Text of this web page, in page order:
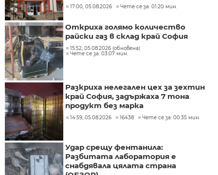
17:00, 05.08.2026 Чете се за: 01:20 мин.
Откриха голямо количество
райски газ в склад край София
15:52, 05.08.2026 (обновена)
Чете се за: 03:07 мин.
Разкриха нелегален цех за зехтин
край София, задържаха 7 тона
продукт без марка
14:59, 05.08.2026 16438 Чете се за: 00:35 мин.
Удар срещу фентанила:
Разбитата лаборатория е
снабдявала цялата страна